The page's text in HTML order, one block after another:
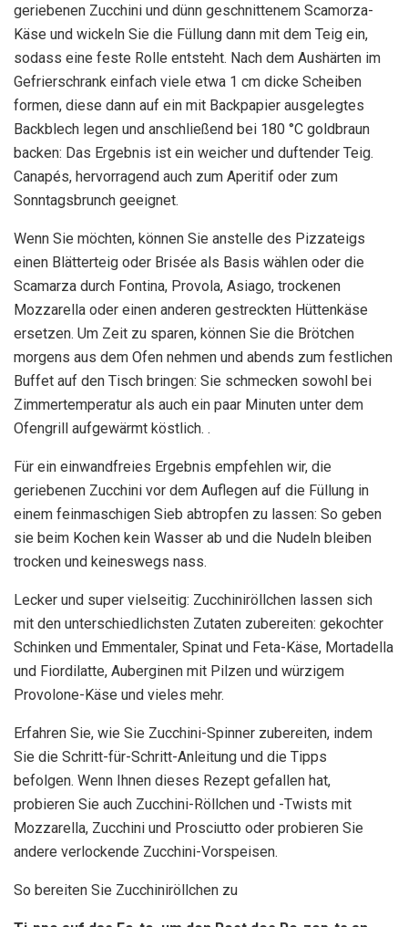
geriebenen Zucchini und dünn geschnittenem Scamorza-
Käse und wickeln Sie die Füllung dann mit dem Teig ein,
sodass eine feste Rolle entsteht. Nach dem Aushärten im
Gefrierschrank einfach viele etwa 1 cm dicke Scheiben
formen, diese dann auf ein mit Backpapier ausgelegtes
Backblech legen und anschließend bei 180 °C goldbraun
backen: Das Ergebnis ist ein weicher und duftender Teig.
Canapés, hervorragend auch zum Aperitif oder zum
Sonntagsbrunch geeignet.
Wenn Sie möchten, können Sie anstelle des Pizzateigs
einen Blätterteig oder Brisée als Basis wählen oder die
Scamarza durch Fontina, Provola, Asiago, trockenen
Mozzarella oder einen anderen gestreckten Hüttenkäse
ersetzen. Um Zeit zu sparen, können Sie die Brötchen
morgens aus dem Ofen nehmen und abends zum festlichen
Buffet auf den Tisch bringen: Sie schmecken sowohl bei
Zimmertemperatur als auch ein paar Minuten unter dem
Ofengrill aufgewärmt köstlich. .
Für ein einwandfreies Ergebnis empfehlen wir, die
geriebenen Zucchini vor dem Auflegen auf die Füllung in
einem feinmaschigen Sieb abtropfen zu lassen: So geben
sie beim Kochen kein Wasser ab und die Nudeln bleiben
trocken und keineswegs nass.
Lecker und super vielseitig: Zucchiniröllchen lassen sich
mit den unterschiedlichsten Zutaten zubereiten: gekochter
Schinken und Emmentaler, Spinat und Feta-Käse, Mortadella
und Fiordilatte, Auberginen mit Pilzen und würzigem
Provolone-Käse und vieles mehr.
Erfahren Sie, wie Sie Zucchini-Spinner zubereiten, indem
Sie die Schritt-für-Schritt-Anleitung und die Tipps
befolgen. Wenn Ihnen dieses Rezept gefallen hat,
probieren Sie auch Zucchini-Röllchen und -Twists mit
Mozzarella, Zucchini und Prosciutto oder probieren Sie
andere verlockende Zucchini-Vorspeisen.
So bereiten Sie Zucchiniröllchen zu